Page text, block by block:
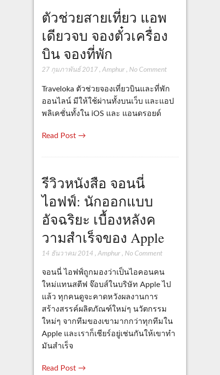
ตัวช่วยสายเที่ยว แอพ
เดียวจบ จองตั๋วเครื่อง
บิน จองที่พัก
27 กุมภาพันธ์ 2017, Amphur, No Comment
Traveloka ตัวช่วยจองเที่ยวบินและที่พัก
ออนไลน์ มีให้ใช้ผ่านทั้งบนเว็บ และแอป
พลิเคชั่นทั้งใน iOS และ แอนดรอยด์
Read Post →
รีวิวหนังสือ จอนนี่
ไอฟฟ์: นักออกแบบ
อัจฉริยะ เบื้องหลังค
วามสำเร็จของ Apple
14 ธันวาคม 2014 , Amphur, No Comment
จอนนี่ ไอฟฟ์ถูกมองว่าเป็นไอคอนคน
ใหม่แทนสตีฟ จ๊อบส์ในบริษัท Apple ไป
แล้ว ทุกคนดูจะคาดหวังผลงานการ
สร้างสรรค์ผลิตภัณฑ์ใหม่ๆ นวัตกรรม
ใหม่ๆ จากทีมของเขามากกว่าทุกทีมใน
Apple และเราก็เชียร์อยู่เช่นกันให้เขาทำ
มันสำเร็จ
Read Post →